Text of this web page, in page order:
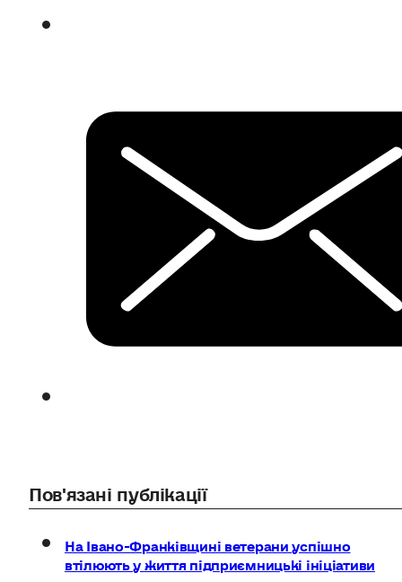
Пов'язані публікації
На Івано-Франківщині ветерани успішно
втілюють у життя підприємницькі ініціативи